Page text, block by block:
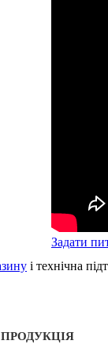
Задати
і технічна
ПРОДУКЦІЯ